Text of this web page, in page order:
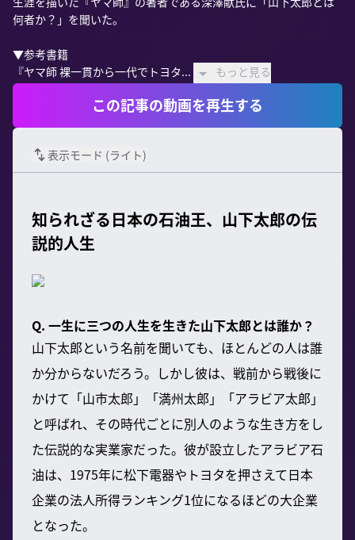
何者か？」を聞いた。
▼参考書籍
『ヤマ師 裸一貫から一代でトヨタ...
もっと見る
この記事の動画を再生する
表示モード (ライト)
知られざる日本の石油王、山下太郎の伝
説的人生
Q. 一生に三つの人生を生きた山下太郎とは誰か？
山下太郎という名前を聞いても、ほとんどの人は誰
か分からないだろう。しかし彼は、戦前から戦後に
かけて「山市太郎」「満州太郎」「アラビア太郎」
と呼ばれ、その時代ごとに別人のような生き方をし
た伝説的な実業家だった。彼が設立したアラビア石
油は、1975年に松下電器やトヨタを押さえて日本
企業の法人所得ランキング1位になるほどの大企業
となった。